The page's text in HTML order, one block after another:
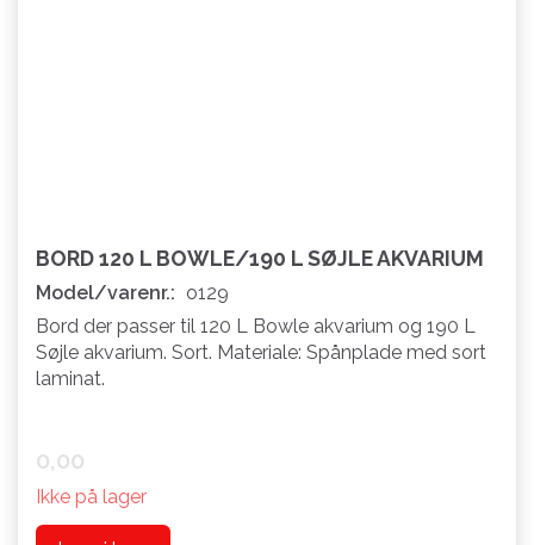
BORD 120 L BOWLE/190 L SØJLE AKVARIUM
Model/varenr.: o129
Bord der passer til 120 L Bowle akvarium og 190 L
Søjle akvarium. Sort. Materiale: Spånplade med sort
laminat.
0,00
Ikke på lager